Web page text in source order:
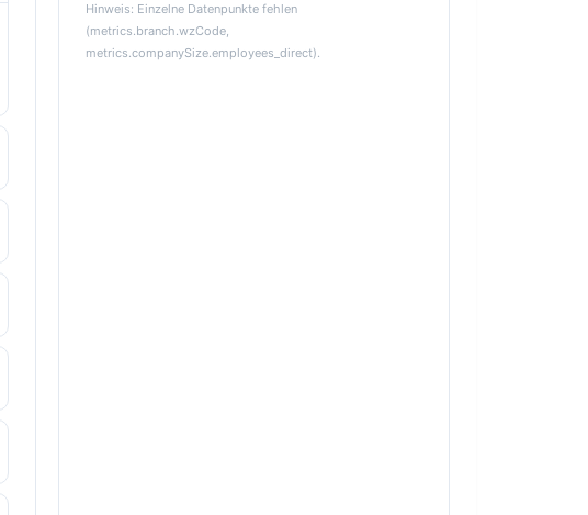
Hinweis: Einzelne Datenpunkte fehlen
(metrics.branch.wzCode,
metrics.companySize.employees_direct).